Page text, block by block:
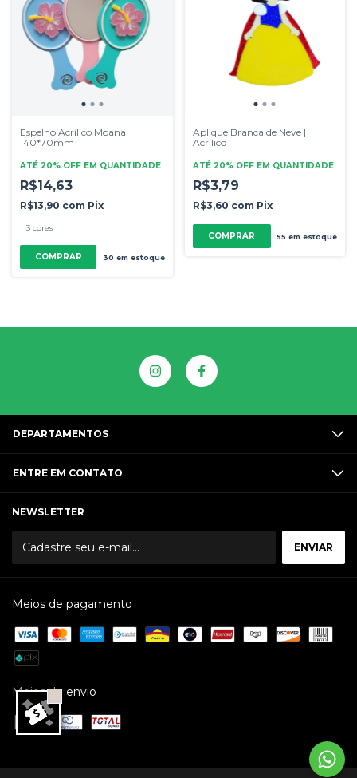
Espelho Acrílico Moana
140*70mm
ATÉ 20% OFF EM QUANTIDADE
R$14,63
R$13,90 com Pix
3 cores
COMPRAR 30 em estoque
Aplique Branca de Neve |
Acrílico
ATÉ 20% OFF EM QUANTIDADE
R$3,79
R$3,60 com Pix
COMPRAR 55 em estoque
DEPARTAMENTOS
ENTRE EM CONTATO
NEWSLETTER
Meios de pagamento
Meios de envio